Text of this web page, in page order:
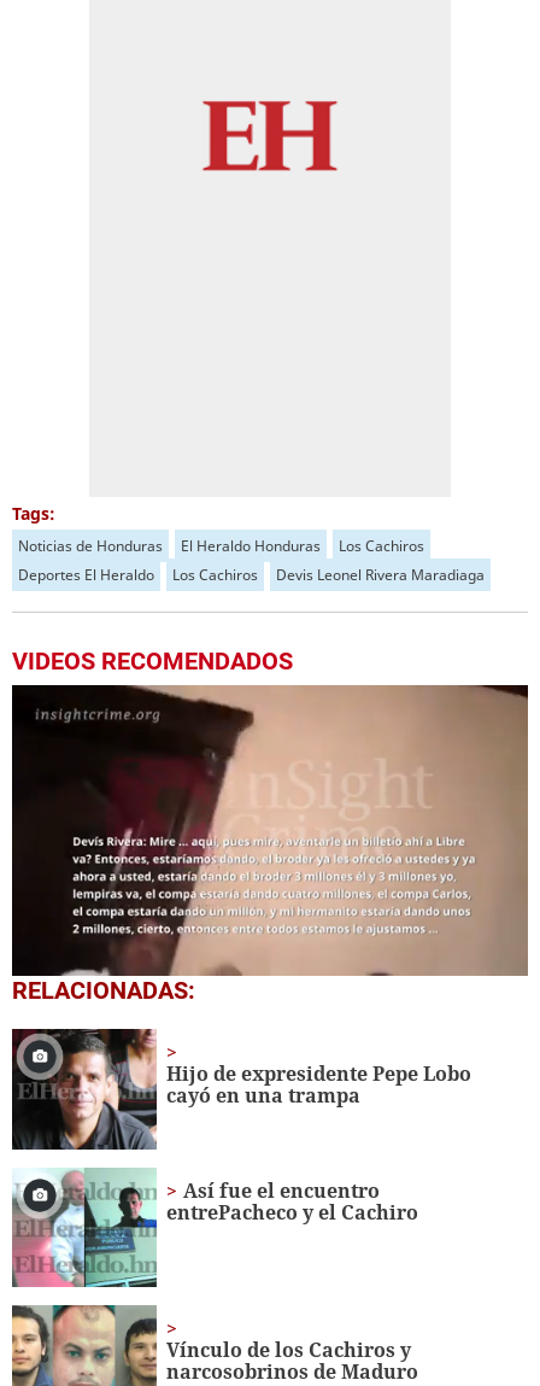
Tags:
Noticias de Honduras El Heraldo Honduras
Los Cachiros
Deportes El Heraldo
Los Cachiros Devis Leonel Rivera Maradiaga
VIDEOS RECOMENDADOS
0
seconds
1
minute,
49
seconds
RELACIONADAS:
Hijo de expresidente Pepe Lobo
cayó en una trampa
Así fue el encuentro
entrePacheco y el Cachiro
Vínculo de los Cachiros y
narcosobrinos de Maduro